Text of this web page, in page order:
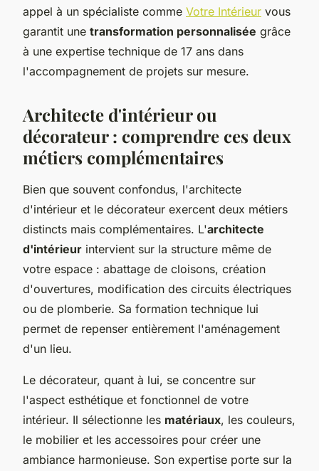
appel à un spécialiste comme Votre Intérieur vous
garantit une transformation personnalisée grâce
à une expertise technique de 17 ans dans
l'accompagnement de projets sur mesure.
Architecte d'intérieur ou
décorateur : comprendre ces deux
métiers complémentaires
Bien que souvent confondus, l'architecte
d'intérieur et le décorateur exercent deux métiers
distincts mais complémentaires. L'architecte
d'intérieur intervient sur la structure même de
votre espace : abattage de cloisons, création
d'ouvertures, modification des circuits électriques
ou de plomberie. Sa formation technique lui
permet de repenser entièrement l'aménagement
d'un lieu.
Le décorateur, quant à lui, se concentre sur
l'aspect esthétique et fonctionnel de votre
intérieur. Il sélectionne les matériaux, les couleurs,
le mobilier et les accessoires pour créer une
ambiance harmonieuse. Son expertise porte sur la